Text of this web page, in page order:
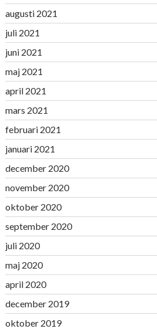
augusti 2021
juli 2021
juni 2021
maj 2021
april 2021
mars 2021
februari 2021
januari 2021
december 2020
november 2020
oktober 2020
september 2020
juli 2020
maj 2020
april 2020
december 2019
oktober 2019